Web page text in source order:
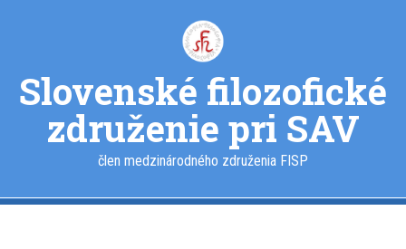
obsah
Slovenské filozofické
združenie pri SAV
člen medzinárodného združenia FISP